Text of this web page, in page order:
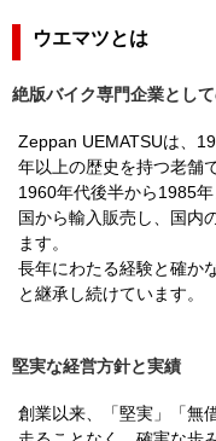
ウエマツとは
絶版バイク専門企業とし
Zeppan UEMATSUは、
年以上の歴史を持つ老舗
1960年代後半から1985
国から輸入販売し、国内
ます。
長年にわたる経験と確か
と継承し続けています。
堅実な経営方針と実績
創業以来、「堅実」「無